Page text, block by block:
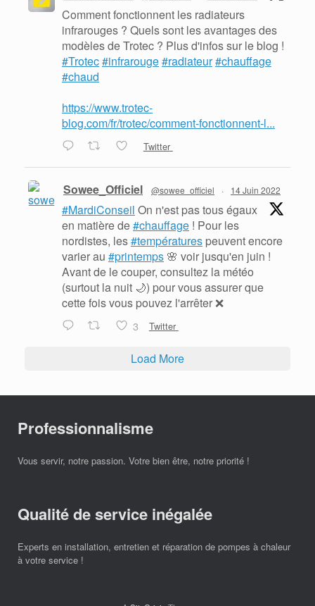
Comment fonctionnent les radiateurs
infrarouges ? Quels sont les avantages des
modèles de Trotec ? Plus d'infos sur le blog !
#Trotec#infrarouge#radiateur#chauffage
#chaud
https://www.trotec-
blog.com/fr/trotec/comment-fonctionnent-l...
Twitter
Sowee_Officiel @sowee_officiel · 14 Juin 2022
#MardiConseil On n'est pas tous égaux
en matière de#chauffage ! Pour les
nordistes, les#températures peuvent encore
varier au #printemps 🌸 voir jusqu'en juin !
Avant de le couper, consultez la météo
(surtout la nuit 🌙) pour vous assurer que
cette fois vous pouvez l'arrêter ❌
3 Twitter
Load More
Professionnalisme
Vous servir, notre passion. Votre bien être, notre priorité !
Qualité de service inégalée
Experts en installation, entretien et réparation de pompes à chaleur
à votre service !